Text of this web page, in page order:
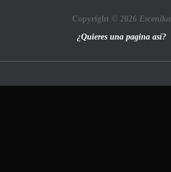
Copyright © 2026 Escenika
¿Quieres una pagina así?